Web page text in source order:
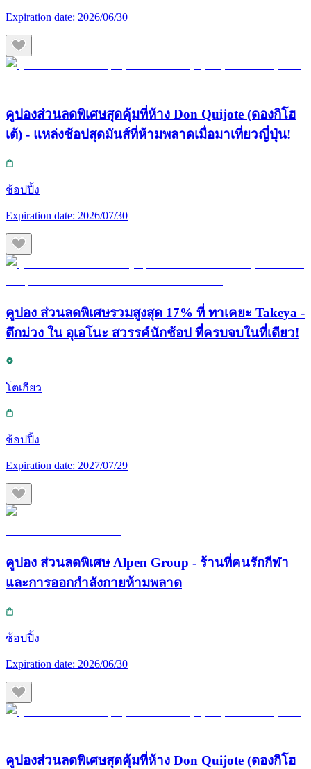
Expiration date: 2026/06/30
คูปองส่วนลดพิเศษสุดคุ้มที่ห้าง Don Quijote (ดองกิโฮ
เต้) - แหล่งช้อปสุดมันส์ที่ห้ามพลาดเมื่อมาเที่ยวญี่ปุ่น!
ช้อปปิ้ง
Expiration date: 2026/07/30
คูปอง ส่วนลดพิเศษรวมสูงสุด 17% ที่ ทาเคยะ Takeya -
ตึกม่วง ใน อุเอโนะ สวรรค์นักช้อป ที่ครบจบในที่เดียว!
โตเกียว
ช้อปปิ้ง
Expiration date: 2027/07/29
คูปอง ส่วนลดพิเศษ Alpen Group - ร้านที่คนรักกีฬา
และการออกกำลังกายห้ามพลาด
ช้อปปิ้ง
Expiration date: 2026/06/30
คูปองส่วนลดพิเศษสุดคุ้มที่ห้าง Don Quijote (ดองกิโฮ